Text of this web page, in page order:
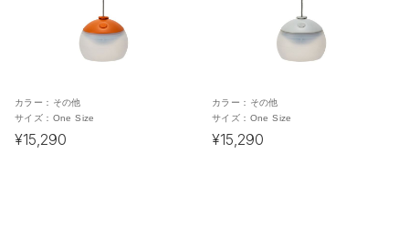
カラー： その他
サイズ： One Size
¥15,290
カラー： その他
サイズ： One Size
¥15,290